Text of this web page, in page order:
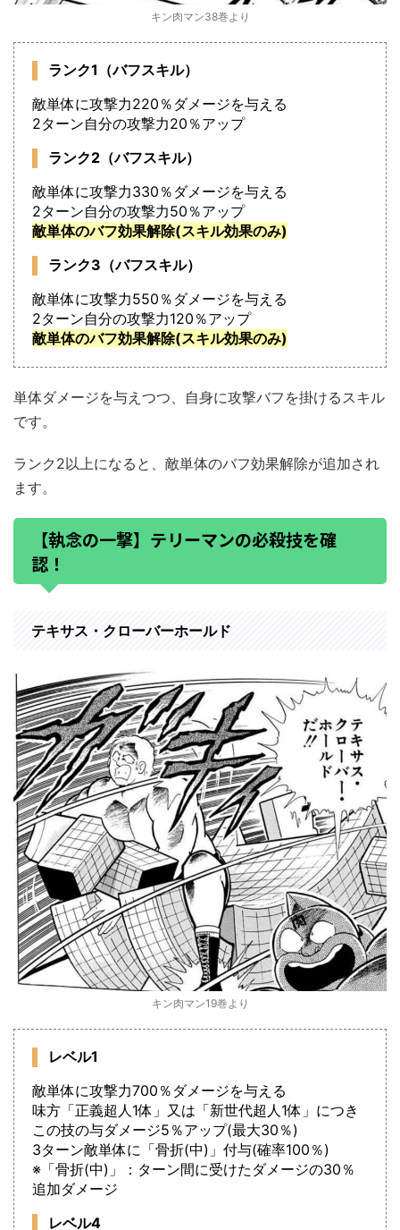
キン肉マン38巻より
ランク1（バフスキル）
敵単体に攻撃力220％ダメージを与える
2ターン自分の攻撃力20％アップ
ランク2（バフスキル）
敵単体に攻撃力330％ダメージを与える
2ターン自分の攻撃力50％アップ
敵単体のバフ効果解除(スキル効果のみ)
ランク3（バフスキル）
敵単体に攻撃力550％ダメージを与える
2ターン自分の攻撃力120％アップ
敵単体のバフ効果解除(スキル効果のみ)
単体ダメージを与えつつ、自身に攻撃バフを掛けるスキル
です。
ランク2以上になると、敵単体のバフ効果解除が追加され
ます。
【執念の一撃】テリーマンの必殺技を確
認！
テキサス・クローバーホールド
キン肉マン19巻より
レベル1
敵単体に攻撃力700％ダメージを与える
味方「正義超人1体」又は「新世代超人1体」につき
この技の与ダメージ5％アップ(最大30％)
3ターン敵単体に「骨折(中)」付与(確率100％)
※「骨折(中)」：ターン間に受けたダメージの30％
追加ダメージ
レベル4